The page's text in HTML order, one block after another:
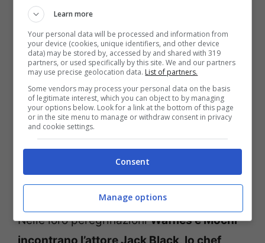
Così,
ispirazione dalle corsie del supermercato,
iniziano a viaggiare per il mondo
rimanendo aggrappati a un carrello della
spesa.
Ed è così che questi pupazzi incontrano
e lavorano in prestigiosi
ristoranti e fattorie.
Nelle loro peregrinazioniWaffles e Mochi
Learn more
Your personal data will be processed and information from
your device (cookies, unique identifiers, and other device
data) may be stored by, accessed by and shared with 319
partners, or used specifically by this site. We and our partners
may use precise geolocation data. List of partners.
Some vendors may process your personal data on the basis
of legitimate interest, which you can object to by managing
your options below. Look for a link at the bottom of this page
or in the site menu to manage or withdraw consent in privacy
and cookie settings.
Consent
Manage options